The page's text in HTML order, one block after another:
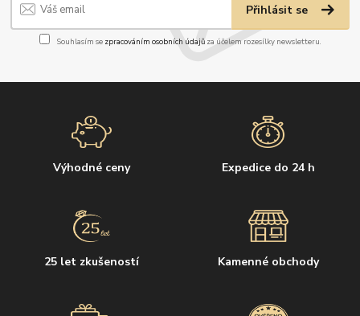
Přihlásit se
Souhlasím se zpracováním osobních údajůza účelem rozesílky newsletteru.
Výhodné ceny Expedice do 24 h
25 let zkušeností Kamenné obchody